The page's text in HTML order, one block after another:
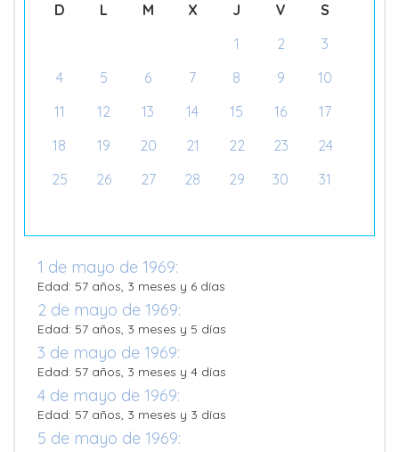
D L M X J V
S
1
2
3
4
5 6 7 8 9
10
11
12 13 14 15 16
17
18
19 20 21 22 23
24
25
26 27 28 29 30 31
1 de mayo de 1969:
Edad: 57 años, 3 meses y 6 días
2 de mayo de 1969:
Edad: 57 años, 3 meses y 5 días
3 de mayo de 1969:
Edad: 57 años, 3 meses y 4 días
4 de mayo de 1969:
Edad: 57 años, 3 meses y 3 días
5 de mayo de 1969: